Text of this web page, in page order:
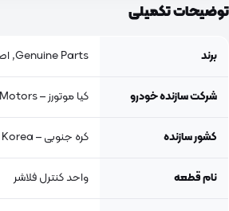
توضیحات تکمیلی
برند Genuine Parts, اصلی جنیون پارت
شرکت سازنده خودرو کیا موتورز – Kia Motors
کشور سازنده کره جنوبی – South Korea
نام قطعه واحد کنترل فلاشر